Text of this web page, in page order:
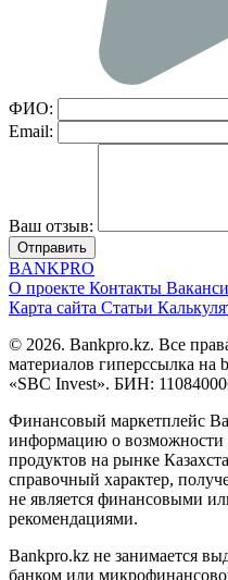
ФИО:
Email:
Ваш отзыв:
Отправить
BANKPRO
О проекте Контакты
Карта сайта Статьи
© 2026. Bankpro.kz. Все
материалов гиперссылка на
«SBC Invest». БИН:
Финансовый маркетплейс
информацию о возможности
продуктов на рынке
справочный характер,
не является финансовыми
рекомендациями.
Bankpro.kz не занимается
банком или